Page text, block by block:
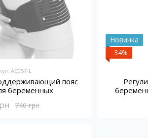
AC057-L
пояс
беременных
740 грн
Новинка
−34%